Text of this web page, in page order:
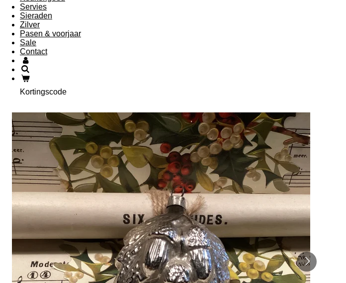
Servies
Sieraden
Zilver
Pasen & voorjaar
Sale
Contact
Kortingscode